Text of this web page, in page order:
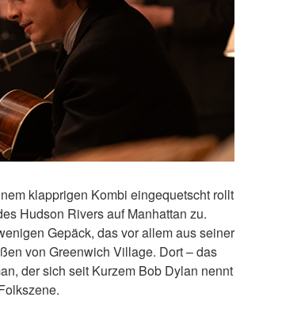
klapprigen Kombi eingequetscht rollt
Hudson Rivers auf Manhattan zu.
Gepäck, das vor allem aus seiner
von Greenwich Village. Dort – das
der sich seit Kurzem Bob Dylan nennt